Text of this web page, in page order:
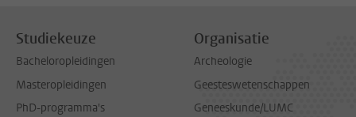
Studiekeuze
Bacheloropleidingen
Masteropleidingen
PhD-programma's
Organisatie
Archeologie
Geesteswetenschappen
Geneeskunde/LUMC